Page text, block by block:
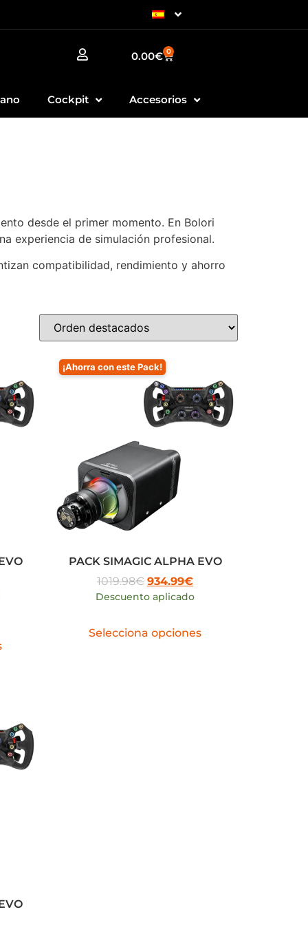
0.00€ 0
Cockpit Accesorios
desde el primer momento. En Bolori
experiencia de simulación profesional.
compatibilidad, rendimiento y ahorro
¡Ahorra con este Pack!
PACK SIMAGIC ALPHA EVO
1019.98€ 934.99€
Descuento aplicado
Selecciona opciones